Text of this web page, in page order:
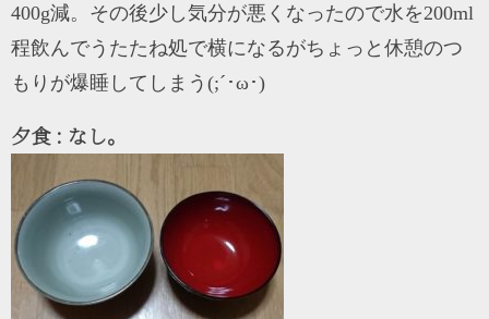
400g減。その後少し気分が悪くなったので水を200ml
程飲んでうたたね処で横になるがちょっと休憩のつ
もりが爆睡してしまう(;´･ω･)
夕食 : なし。